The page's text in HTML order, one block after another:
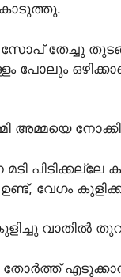
തേച്ചു
പോലും
അമ്മയെ
പിടിക്കല്ലേ
വേഗം
വാതിൽ